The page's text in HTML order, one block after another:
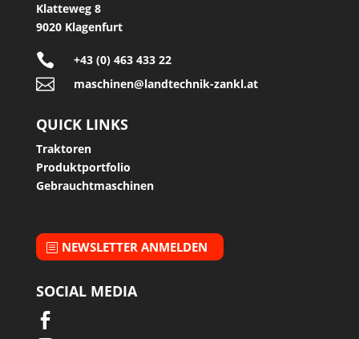
Klatteweg 8
9020 Klagenfurt
 +43 (0) 463 433 22
 maschinen@landtechnik-zankl.at
QUICK LINKS
Traktoren
Produktportfolio
Gebrauchtmaschinen
NEWSLETTER ANMELDEN
SOCIAL MEDIA
